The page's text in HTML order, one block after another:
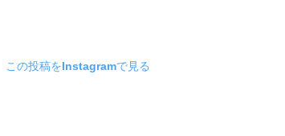
この投稿をInstagramで見る